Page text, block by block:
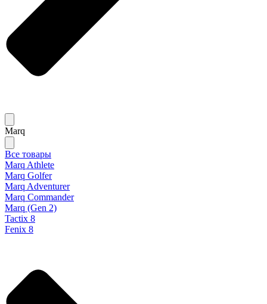
Marq
Все товары
Marq Athlete
Marq Golfer
Marq Adventurer
Marq Commander
Marq (Gen 2)
Tactix 8
Fenix 8